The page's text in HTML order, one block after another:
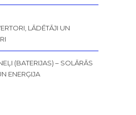
LĀDĒTĀJI UN
(BATERIJAS) – SOLĀRĀS
ENERĢIJA